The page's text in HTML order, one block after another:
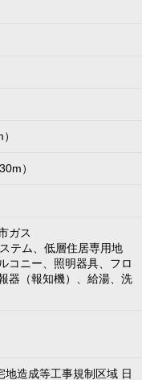
）
ガス
テム、低層住居専用地
コニー、照明器具、フロ
器（報知機）、給湯、洗
造成等工事規制区域 日